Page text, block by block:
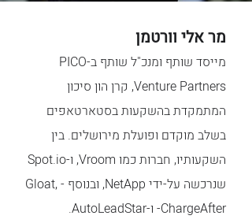
מר אלי וורטמן
מייסד שותף ומנכ"ל שותף ב-PICO
Venture Partners, קרן הון סיכון
המתמקדת בהשקעות בסטארטאפים
בשלב מוקדם ופועלת מירושלים. בין
השקעותיו, חברות כמו Vroom, ו-Spot.io
שנרכשה על-ידי NetApp, ובנוסף - Gloat,
ChargeAfter- ו-AutoLeadStar.